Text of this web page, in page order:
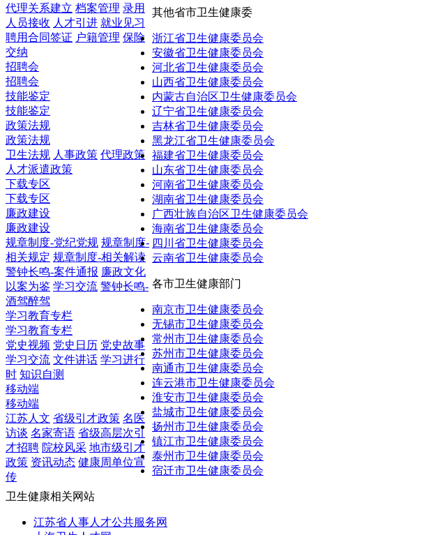
代理关系建立 档案管理 录用
人员接收 人才引进 就业见习
聘用合同签证 户籍管理 保险
交纳
招聘会
招聘会
技能鉴定
技能鉴定
政策法规
政策法规
卫生法规 人事政策 代理政策
人才派遣政策
下载专区
下载专区
廉政建设
廉政建设
规章制度-党纪党规 规章制度-
相关规定 规章制度-相关解读
警钟长鸣-案件通报 廉政文化
以案为鉴 学习交流 警钟长鸣-
酒驾醉驾
学习教育专栏
学习教育专栏
党史视频 党史日历 党史故事
学习交流 文件讲话 学习进行
时 知识自测
移动端
移动端
江苏人文 省级引才政策 名医
访谈 名家寄语 省级高层次引
才招聘 院校风采 地市级引才
政策 资讯动态 健康周单位宣
传
其他省市卫生健康委
浙江省卫生健康委员会
安徽省卫生健康委员会
河北省卫生健康委员会
山西省卫生健康委员会
内蒙古自治区卫生健康委员会
辽宁省卫生健康委员会
吉林省卫生健康委员会
黑龙江省卫生健康委员会
福建省卫生健康委员会
山东省卫生健康委员会
河南省卫生健康委员会
湖南省卫生健康委员会
广西壮族自治区卫生健康委员会
海南省卫生健康委员会
四川省卫生健康委员会
云南省卫生健康委员会
各市卫生健康部门
南京市卫生健康委员会
无锡市卫生健康委员会
常州市卫生健康委员会
苏州市卫生健康委员会
南通市卫生健康委员会
连云港市卫生健康委员会
淮安市卫生健康委员会
盐城市卫生健康委员会
扬州市卫生健康委员会
镇江市卫生健康委员会
泰州市卫生健康委员会
宿迁市卫生健康委员会
卫生健康相关网站
江苏省人事人才公共服务网